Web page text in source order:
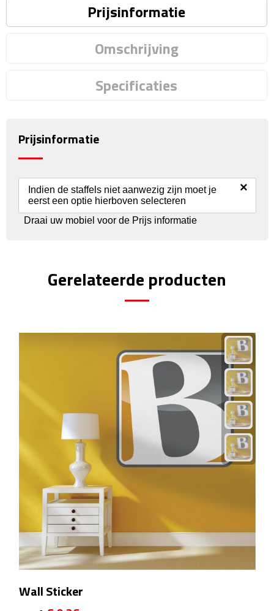
Auto Accessoires
Auto luchtverfrissers
Auto onderhoud
Auto telefoonhouders
Parkeerschijven
Rijbewijs- & kentekenhoezen
Veiligheidshamers
Veiligheidssets
Zonneschermen
Fiets Accessoires
Fietsbellen
Fiets telefoonhouders
Prijsinformatie
Omschrijving
Specificaties
Prijsinformatie
Indien de staffels niet aanwezig zijn moet je
eerst een optie hierboven selecteren
×
Draai uw mobiel voor de Prijs informatie
Gerelateerde producten
Wall Sticker